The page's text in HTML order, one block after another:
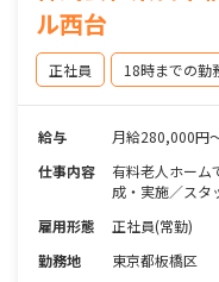
ル西台
正社員 18時までの勤
給与
月給280,000円
仕事内容
有料老人ホーム
成・実施／スタ
雇用形態
正社員(常勤)
勤務地
東京都板橋区